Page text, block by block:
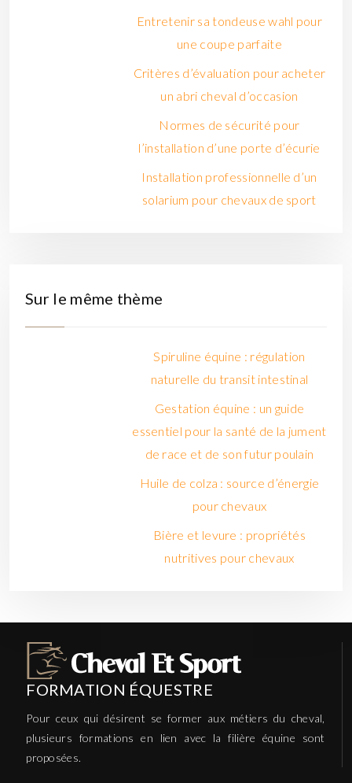
Entretenir sa tondeuse wahl pour
une coupe parfaite
Critères d’évaluation pour acheter
un abri cheval d’occasion
Normes de sécurité pour
l’installation d’une porte d’écurie
Installation professionnelle d’un
solarium pour chevaux de sport
Sur le même thème
Spiruline équine : régulation
naturelle du transit intestinal
Gestation équine : un guide
essentiel pour la santé de la jument
de race et de son futur poulain
Huile de colza : source d’énergie
pour chevaux
Bière et levure : propriétés
nutritives pour chevaux
FORMATION ÉQUESTRE
Pour ceux qui désirent se former aux métiers du cheval,
plusieurs formations en lien avec la filière équine sont
proposées.